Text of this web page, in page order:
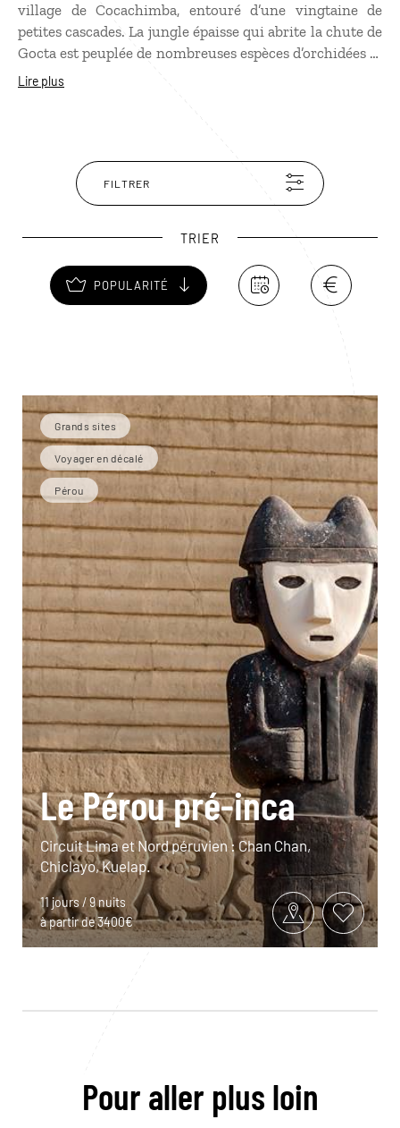
village de Cocachimba, entouré d’une vingtaine de
petites cascades. La jungle épaisse qui abrite la chute de
Gocta est peuplée de nombreuses espèces d’orchidées et
de broméliacées. Des singes et des toucans y ont élu
Lire plus
FILTRER
TRIER
POPULARITÉ
Grands sites
Voyager en décalé
Pérou
Le Pérou pré-inca
Circuit Lima et Nord péruvien : Chan Chan,
Chiclayo, Kuelap.
11 jours / 9 nuits
à partir de 3400€
Pour aller plus loin